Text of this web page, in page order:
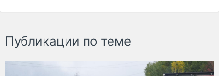
Публикации по теме